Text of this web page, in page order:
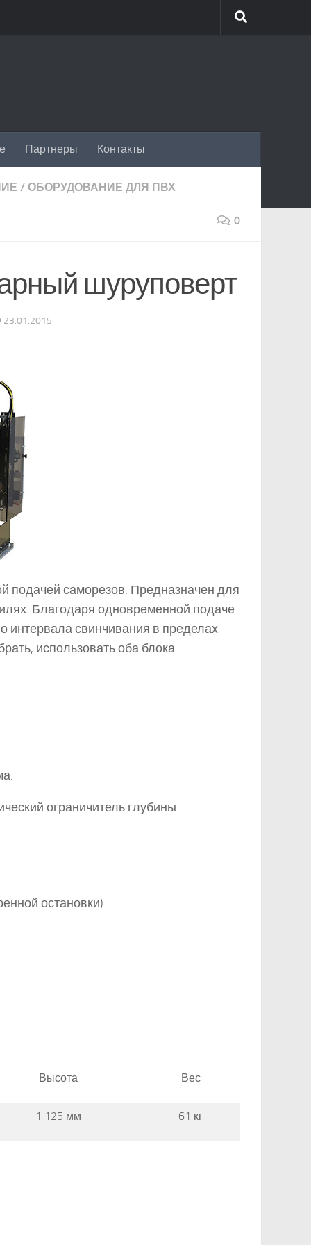
Партнеры Контакты
/ ОБОРУДОВАНИЕ ДЛЯ ПВХ
0
шуруповерт
23.01.2015
подачей саморезов. Предназначен для
Благодаря одновременной подаче
интервала свинчивания в пределах
использовать оба блока
ограничитель глубины.
остановки).
Высота Вес
1 125 мм 61 кг